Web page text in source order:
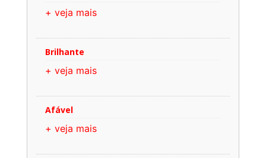
+ veja mais
Brilhante
+ veja mais
Afável
+ veja mais